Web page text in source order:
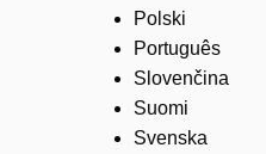
Polski
Português
Slovenčina
Suomi
Svenska